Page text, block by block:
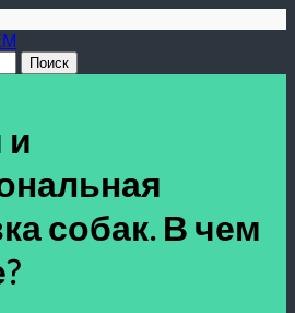
и
собак. В чем